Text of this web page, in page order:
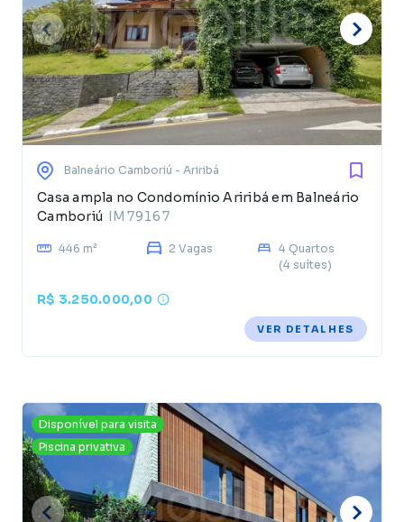
Balneário Camboriú - Ariribá
Casa ampla no Condomínio Ariribá em Balneário
Camboriú IM79167
446 m² 2 Vagas
4 Quartos
(4 suítes)
R$ 3.250.000,00
VER DETALHES
Disponível para visita
Piscina privativa